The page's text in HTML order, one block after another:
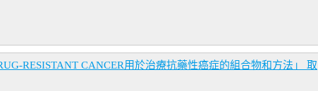
RESISTANT CANCER用於治療抗藥性癌症的組合物和方法」 取